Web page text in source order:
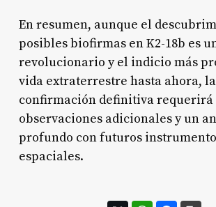
En resumen, aunque el
posibles biofirmas en K2-18b es
revolucionario y el indicio más
vida extraterrestre hasta ahora, la
confirmación definitiva requerirá
observaciones adicionales y un
profundo con futuros
espaciales.